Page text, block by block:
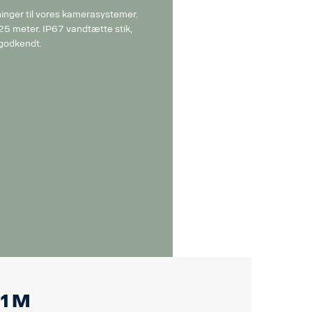
til vores kamerasystemer.
meter. IP67 vandtætte stik,
m